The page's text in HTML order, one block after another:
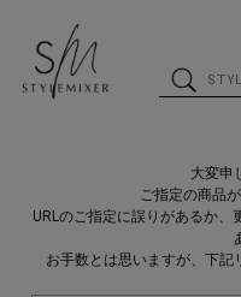
大変申
ご指定の商品
URLのご指定に誤りがあるか
お手数とは思いますが、下記